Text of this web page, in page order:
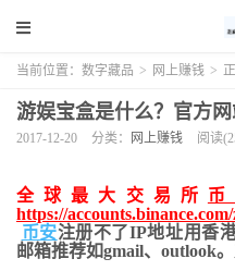
当前位置： 数字藏品 > 网上赚钱 >
游娱宝盒是什么？官方
2017-12-20 分类： 网上赚钱 阅读
全球最大交易所 币
https://
币安注册不了IP地址用香
邮箱推荐如gmail、outlook